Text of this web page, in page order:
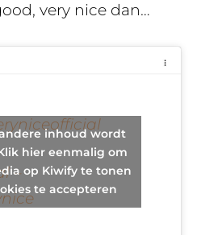
very nice dan…
–
inhoud wordt
hier eenmalig om
op Kiwify te tonen
te accepteren